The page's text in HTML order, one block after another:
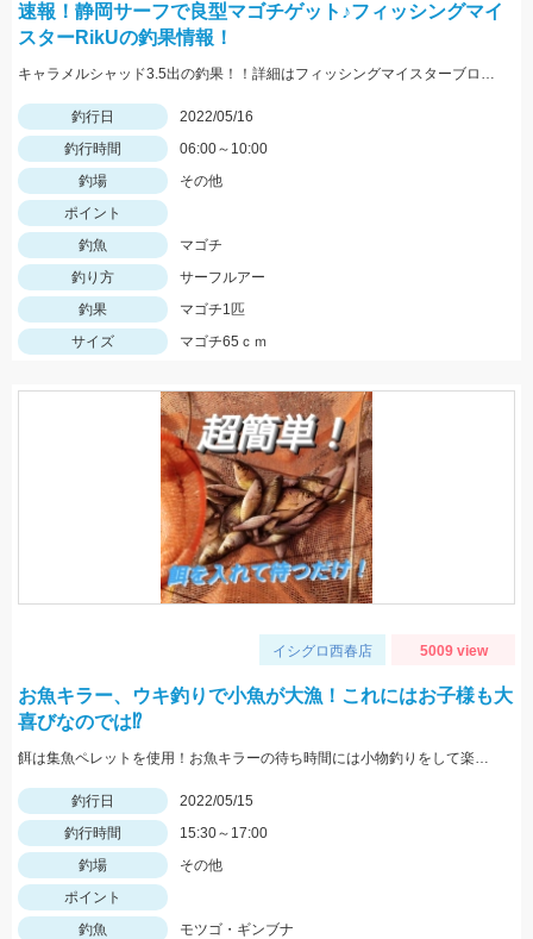
速報！静岡サーフで良型マゴチゲット♪フィッシングマイ
スターRikUの釣果情報！
キャラメルシャッド3.5出の釣果！！詳細はフィッシングマイスターブログにて近日中公開です。
釣行日
2022/05/16
釣行時間
06:00～10:00
釣場
その他
ポイント
釣魚
マゴチ
釣り方
サーフルアー
釣果
マゴチ1匹
サイズ
マゴチ65ｃｍ
イシグロ西春店 5009 view
お魚キラー、ウキ釣りで小魚が大漁！これにはお子様も大
喜びなのでは⁉
餌は集魚ペレットを使用！お魚キラーの待ち時間には小物釣りをして楽しみましょう！
釣行日
2022/05/15
釣行時間
15:30～17:00
釣場
その他
ポイント
釣魚
モツゴ・ギンブナ